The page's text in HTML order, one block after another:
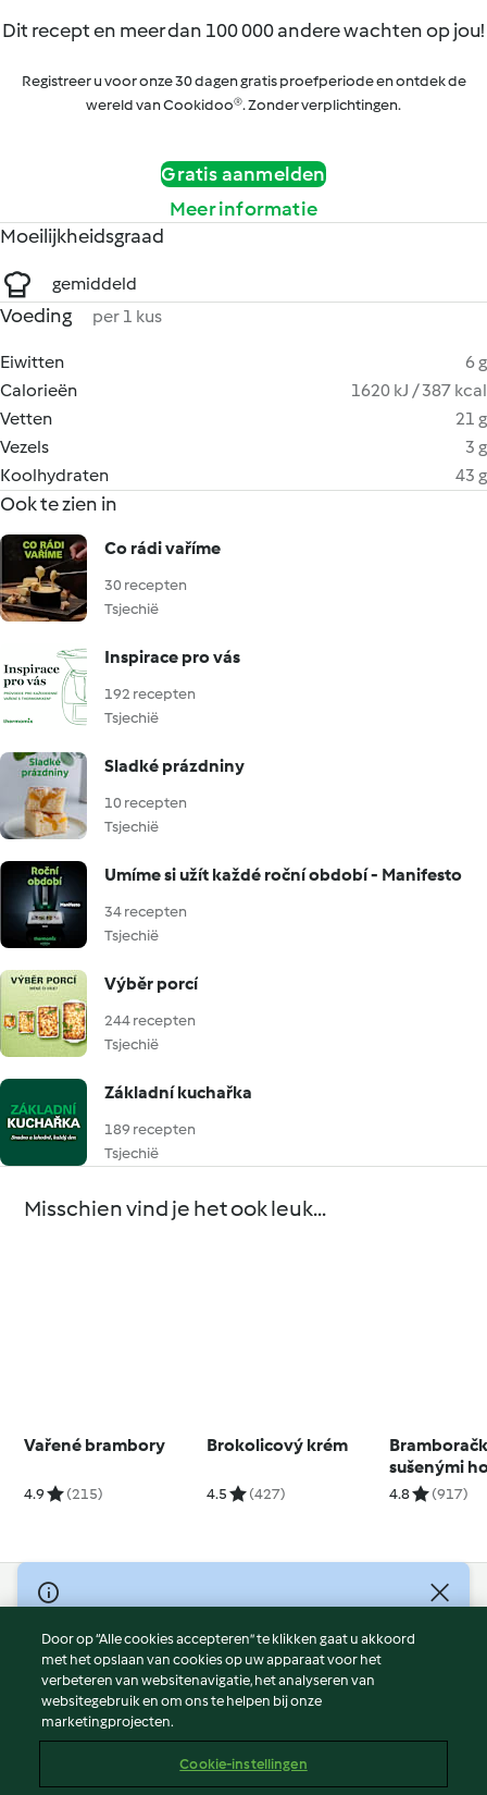
Dit recept en meer dan 100 000 andere wachten op jou!
Registreer u voor onze 30 dagen gratis proefperiode en ontdek de
wereld van Cookidoo®. Zonder verplichtingen.
Gratis aanmelden
Meer informatie
Moeilijkheidsgraad
gemiddeld
Voeding per 1 kus
Eiwitten
6 g
Calorieën
1620 kJ / 387 kcal
Vetten
21 g
Vezels
3 g
Koolhydraten
43 g
Ook te zien in
Co rádi vaříme
30 recepten
Tsjechië
Inspirace pro vás
192 recepten
Tsjechië
Sladké prázdniny
10 recepten
Tsjechië
Umíme si užít každé roční období - Manifesto
34 recepten
Tsjechië
Výběr porcí
244 recepten
Tsjechië
Základní kuchařka
189 recepten
Tsjechië
Misschien vind je het ook leuk...
Vařené brambory
4.9 (215)
Brokolicový krém
4.5 (427)
sušenými
4.8 (917)
© Copyright 2026
Gebruiksvoorwaarden
Privacybeleid
Disclaimer
Colofon
Verslag Inhoud
Door op “Alle cookies accepteren” te klikken gaat u akkoord
met het opslaan van cookies op uw apparaat voor het
verbeteren van websitenavigatie, het analyseren van
websitegebruik en om ons te helpen bij onze
marketingprojecten.
Cookie-instellingen